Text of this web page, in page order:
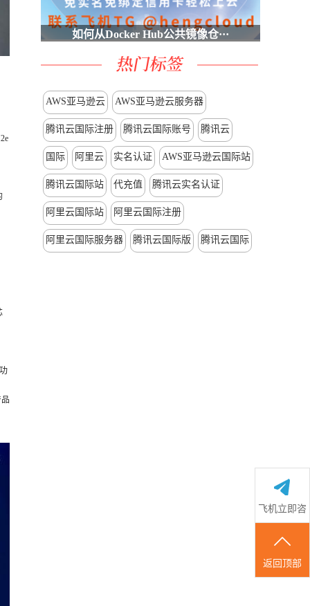
飞机立即咨
询
返回顶部
如何从Docker Hub公共镜像仓···
AWS亚马逊云 AWS亚马逊云服务器
腾讯云国际注册 腾讯云国际账号 腾讯云
国际 阿里云 实名认证 AWS亚马逊云国际站
腾讯云国际站 代充值 腾讯云实名认证
阿里云国际站 阿里云国际注册
阿里云国际服务器 腾讯云国际版 腾讯云国际